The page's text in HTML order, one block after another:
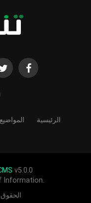
الرئيسية المواضيع
v5.0.0
Information.